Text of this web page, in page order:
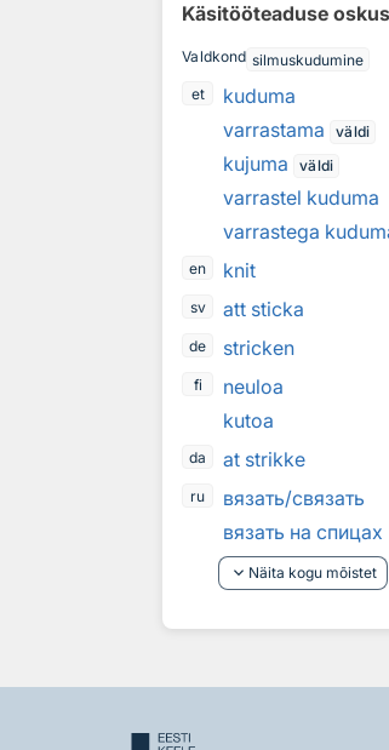
Käsitööteaduse
Valdkond silmuskudumine
et
kuduma
varrastama
väldi
kujuma väldi
varrastel kuduma
varrastega
en knit
sv att sticka
de stricken
fi
neuloa
kutoa
da at strikke
ru
вязать/связать
вязать на спицах
keyboard_arrow_down Näita kogu mõistet